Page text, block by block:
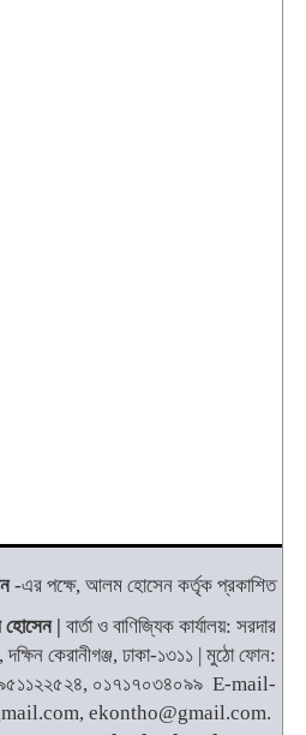
-এর পক্ষে, আলম হোসেন কর্তৃক প্রকাশিত
| বার্তা ও বাণিজ্যিক কার্যালয়: সরদার
দক্ষিন কেরানীগঞ্জ, ঢাকা-১৩১১ | মুঠো ফোন:
০১৭১৭০৩৪০৯৯ E-mail-
ekontho@gmail.com.